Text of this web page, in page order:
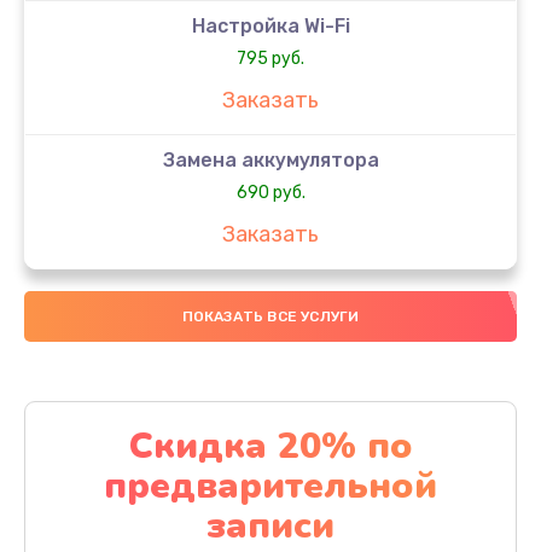
Настройка Wi-Fi
795 руб.
Заказать
Замена аккумулятора
690 руб.
Заказать
Замена SSD
890 руб.
Восстановление данных
990 руб.
Заказать
ПОКАЗАТЬ ВСЕ УСЛУГИ
Скидка 20% по
предварительной
записи